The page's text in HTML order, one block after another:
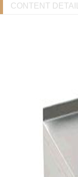
CONTENT